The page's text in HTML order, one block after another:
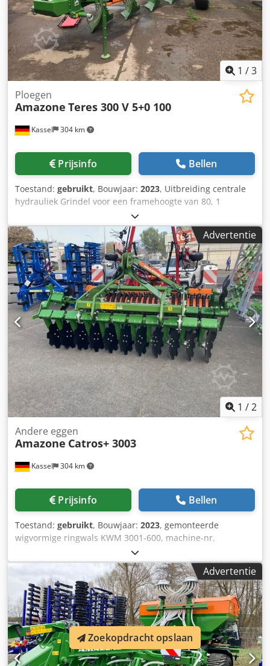
1 /3
Kassel 304 km
Ploegen
Amazone Teres 300 V 5+0 100
Prijsinfo Bellen
Toestand: gebruikt, Bouwjaar: 2023, Uitbreiding centrale
hydrauliek Grindel voor een framehoogte van 80, 1
ploegeenheid STW / 35, 1 paar risters 430, 1 paar HD-
schoenpunten, 1 paar insteekplaat voor STW / 35, 1 paar
schijfkouters voor Variopf schijfkouter D 500, gekarteld
en/of geveerd, 1 Dsdpfx Agsr Ucigjmokr
Advertentie
1 /2
Kassel 304 km
Andere eggen
Amazone Catros+ 3003
Prijsinfo Bellen
Toestand: gebruikt, Bouwjaar: 2023, gemonteerde
wigvormige ringwals KWM 3001-600, machine-nr.
KW00059843, set lagering voor / wals - aanbouw compacte
schijveneg, schijvendraagveld voor Catros hydraulische /
werkdiepteverstelling, LED-verlichting voor de weg voor
starre machines / schijf Dsdpfxjr Ty N Ej Agmskr
Advertentie
Zoekopdracht opslaan